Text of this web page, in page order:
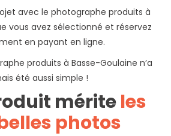
avec le photographe produits à
vous avez sélectionné et réservez
en payant en ligne.
produits à Basse-Goulaine n’a
été aussi simple !
mériteles
photos